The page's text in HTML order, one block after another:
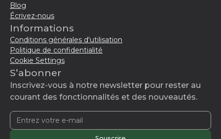
Blog
Écrivez-nous
Informations
Conditions générales d'utilisation
Politique de confidentialité
Cookie Settings
S’abonner
Inscrivez-vous à notre newsletter pour rester au
courant des fonctionnalités et des nouveautés.